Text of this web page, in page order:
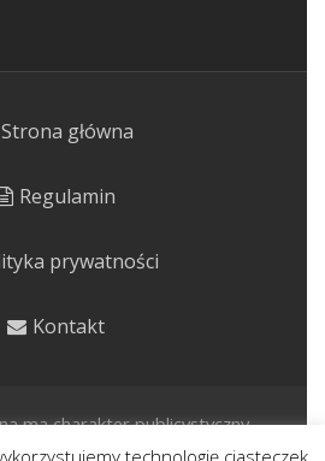
Strona główna
Regulamin
prywatności
Kontakt
ma charakter publicystyczny.
potencjale kulinarnym, leczniczym i